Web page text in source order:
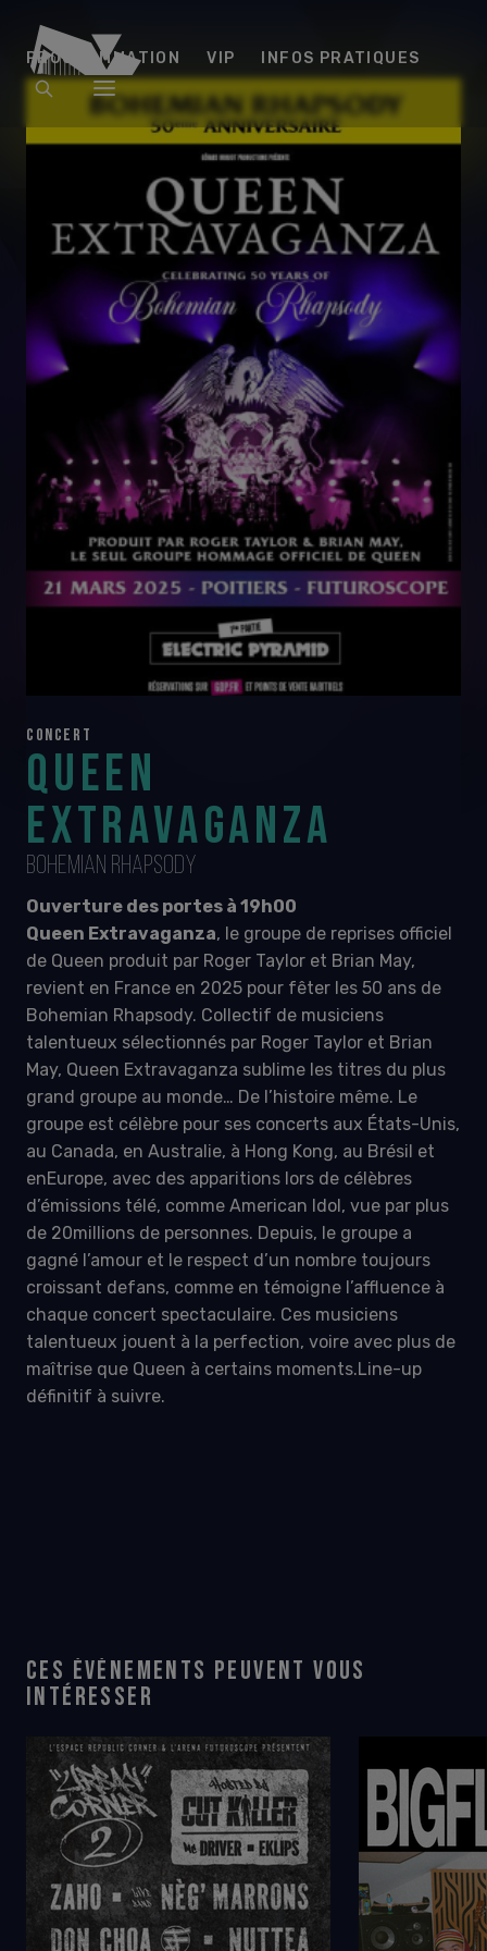
Arena
Futuroscope
PROGRAMMATION VIP INFOS PRATIQUES
CONCERT
QUEEN
EXTRAVAGANZA
BOHEMIAN RHAPSODY
Ouverture des portes à 19h00
Queen Extravaganza, le groupe de reprises officiel
de Queen produit par Roger Taylor et Brian May,
revient en France en 2025 pour fêter les 50 ans de
Bohemian Rhapsody. Collectif de musiciens
talentueux sélectionnés par Roger Taylor et Brian
May, Queen Extravaganza sublime les titres du plus
grand groupe au monde… De l’histoire même. Le
groupe est célèbre pour ses concerts aux États-Unis,
au Canada, en Australie, à Hong Kong, au Brésil et
enEurope, avec des apparitions lors de célèbres
d’émissions télé, comme American Idol, vue par plus
de 20millions de personnes. Depuis, le groupe a
gagné l’amour et le respect d’un nombre toujours
croissant defans, comme en témoigne l’affluence à
chaque concert spectaculaire. Ces musiciens
talentueux jouent à la perfection, voire avec plus de
maîtrise que Queen à certains moments.Line-up
définitif à suivre.
CES ÉVÉNEMENTS PEUVENT VOUS
INTÉRESSER